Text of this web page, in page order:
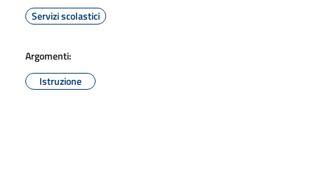
Servizi scolastici
Argomenti:
Istruzione